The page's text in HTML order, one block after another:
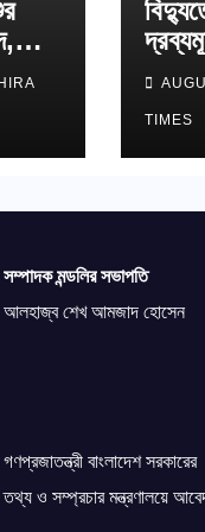
TIMES
সম্পাদক মন্ডলির সভাপতি
আলহাজ্ব শেখ আমজাদ হোসেন
গণপ্রজাতন্ত্রী বাংলাদেশ সরকারের
তথ্য ও সম্প্রচার মন্ত্রণালয়ে